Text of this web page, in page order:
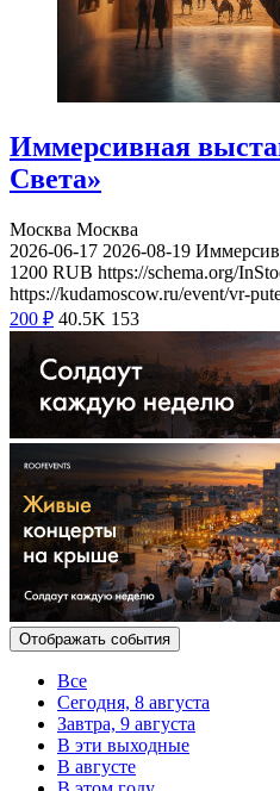
Иммерсивная
Света»
Москва Москва
2026-06-17 2026-08-19
1200 RUB https://schema.org/
https://kudamoscow.ru/event/vr-
200 ₽ 40.5K 153
Отображать события
Все
Сегодня, 8 августа
Завтра, 9 августа
В эти выходные
В августе